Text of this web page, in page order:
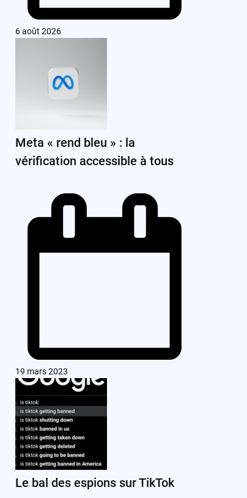
6 août 2026
Meta « rend bleu » : la
vérification accessible à tous
19 mars 2023
Le bal des espions sur TikTok